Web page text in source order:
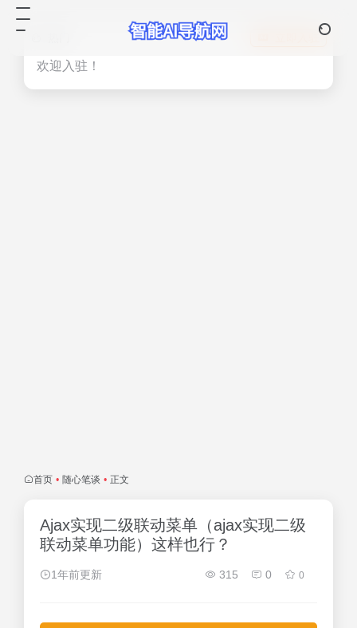
欢迎入驻！
首页 • 随心笔谈 • 正文
Ajax实现二级联动菜单（ajax实现二级
联动菜单功能）这样也行？
1年前更新 315 0 0